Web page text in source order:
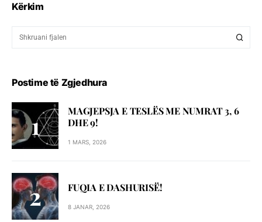
Kërkim
Postime të Zgjedhura
MAGJEPSJA E TESLËS ME NUMRAT 3, 6
DHE 9!
1 MARS, 2026
FUQIA E DASHURISË!
8 JANAR, 2026